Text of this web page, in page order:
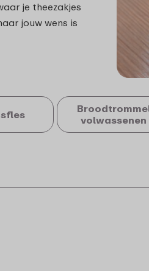
je theezakjes
jouw wens is
volwassenen